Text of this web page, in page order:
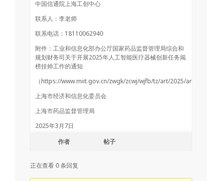
中国信通院上海工创中心
联系人：李老师
联系电话：18110062940
附件：工业和信息化部办公厅国家药品监督管理局综合和
规划财务司关于开展2025年人工智能医疗器械创新任务揭
榜挂帅工作的通知
（https://www.miit.gov.cn/zwgk/zcwj/wjfb/tz/art/2025/
上海市经济和信息化委员会
上海市药品监督管理局
2025年3月7日
作者
帖子
正在查看 0 条回复